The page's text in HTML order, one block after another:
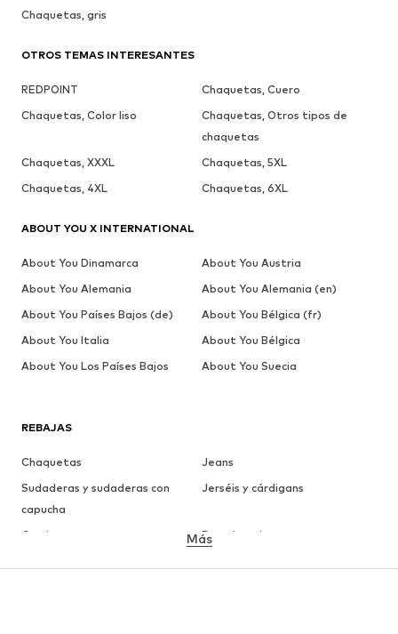
REBAJAS
Chaquetas
Jeans
Sudaderas y sudaderas con
capucha
Jerséis y cárdigans
Camisetas
Ropa interior
Más
Chaquetas, gris
OTROS TEMAS INTERESANTES
REDPOINT
Chaquetas, Cuero
Chaquetas, Color liso
Chaquetas, Otros tipos de
chaquetas
Chaquetas, XXXL
Chaquetas, 5XL
Chaquetas, 4XL
Chaquetas, 6XL
ABOUT YOU X INTERNATIONAL
About You Dinamarca
About You Austria
About You Alemania
About You Alemania (en)
About You Países Bajos (de)
About You Bélgica (fr)
About You Italia
About You Bélgica
About You Los Países Bajos
About You Suecia